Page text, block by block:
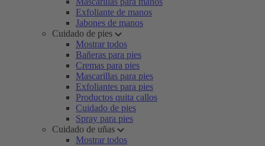
Exfoliante de manos
Jabones de manos
Cuidado de pies
Mostrar todos
Bañeras para pies
Cremas para pies
Mascarillas para pies
Exfoliantes para pies
Productos quita callos
Cuidado de pies
Spray para pies
Cuidado de uñas
Mostrar todos